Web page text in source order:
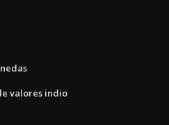
valores indio